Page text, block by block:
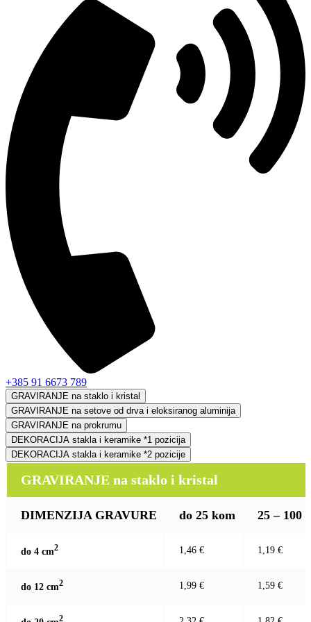
+385 91 6673 789
GRAVIRANJE na staklo i kristal
GRAVIRANJE na setove od drva i eloksiranog aluminija
GRAVIRANJE na prokrumu
DEKORACIJA stakla i keramike *1 pozicija
DEKORACIJA stakla i keramike *2 pozicije
GRAVIRANJE na staklo i kristal
DIMENZIJA GRAVURE do 25 kom 25 – 100
do 4 cm2 1,46 € 1,19 €
do 12 cm2 1,99 € 1,59 €
2